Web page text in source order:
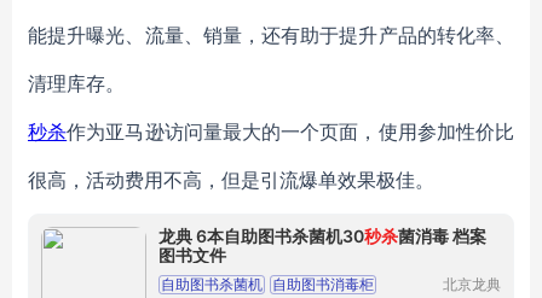
能提升曝光、流量、销量，还有助于提升产品的转化率、
清理库存。
秒杀作为亚马逊访问量最大的一个页面，使用参加性价比
很高，活动费用不高，但是引流爆单效果极佳。
龙典 6本自助图书杀菌机30秒杀菌消毒 档案
图书文件
自助图书杀菌机 自助图书消毒柜
北京龙典